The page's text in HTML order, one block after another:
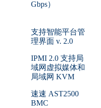
Gbps）
支持智能平台管
理界面 v. 2.0
IPMI 2.0 支持局
域网虚拟媒体和
局域网 KVM
速速 AST2500
BMC